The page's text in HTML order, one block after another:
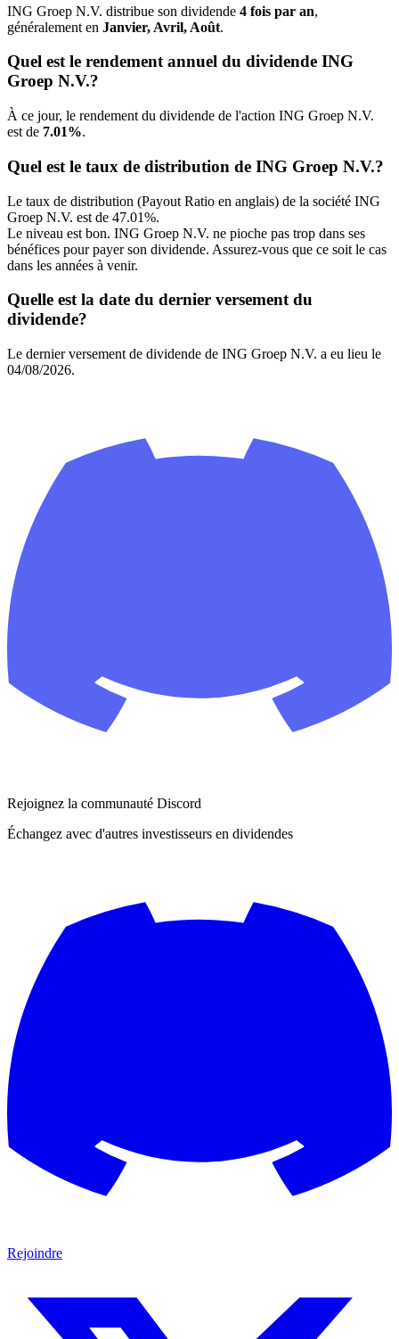
ING Groep N.V. distribue son dividende 4 fois par an,
généralement en Janvier, Avril, Août.
Quel est le rendement annuel du dividende ING
Groep N.V.?
À ce jour, le rendement du dividende de l'action ING Groep N.V.
est de 7.01%.
Quel est le taux de distribution de ING Groep N.V.?
Le taux de distribution (Payout Ratio en anglais) de la société ING
Groep N.V. est de 47.01%.
Le niveau est bon. ING Groep N.V. ne pioche pas trop dans ses
bénéfices pour payer son dividende. Assurez-vous que ce soit le cas
dans les années à venir.
Quelle est la date du dernier versement du
dividende?
Le dernier versement de dividende de ING Groep N.V. a eu lieu le
04/08/2026.
Rejoignez la communauté Discord
Échangez avec d'autres investisseurs en dividendes
Rejoindre